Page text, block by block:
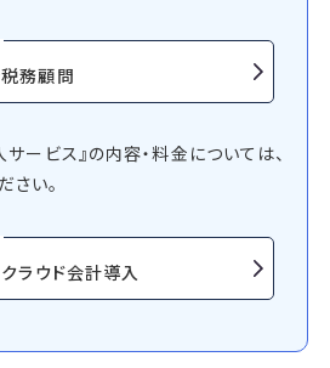
務顧問
サービス』の内容・料金については、
さい。
クラウド会計導入